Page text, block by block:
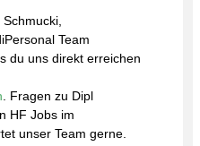
Team
du uns direkt erreichen
. Fragen zu Dipl
HF Jobs im
unser Team gerne.